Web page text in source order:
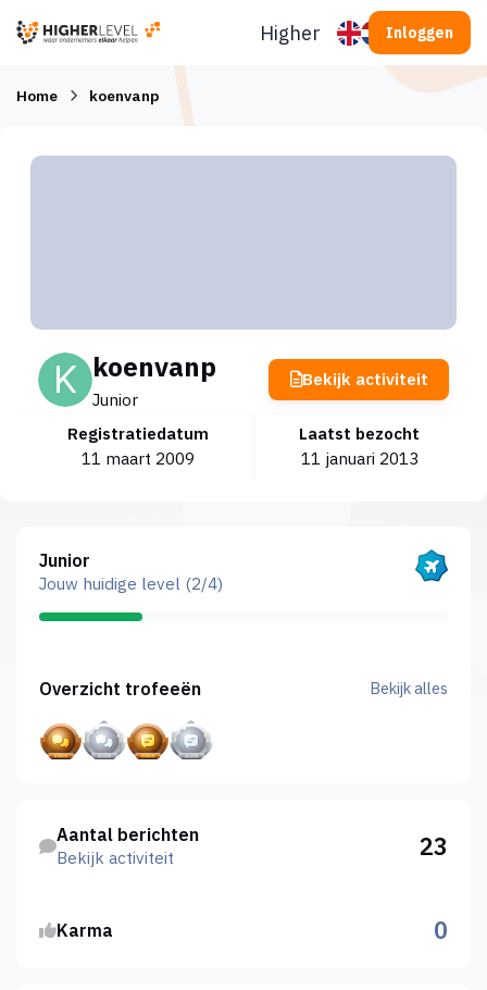
Higherlevel Inloggen
Home koenvanp
koenvanp
Junior
Registratiedatum
11 maart 2009
Laatst bezocht
11 januari 2013
Bekijk activiteit
Junior
Jouw huidige level (2/4)
Overzicht trofeeën
Bekijk alles
Aantal berichten
Bekijk activiteit
23
Karma 0